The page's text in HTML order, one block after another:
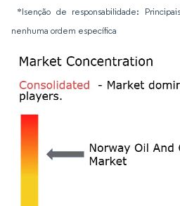
*Isenção de responsabilidade:
nenhuma ordem específica